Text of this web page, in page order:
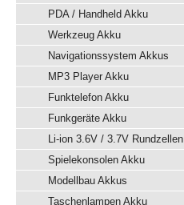
PDA / Handheld Akku
Werkzeug Akku
Navigationssystem Akkus
MP3 Player Akku
Funktelefon Akku
Funkgeräte Akku
Li-ion 3.6V / 3.7V Rundzellen
Spielekonsolen Akku
Modellbau Akkus
Taschenlampen Akku